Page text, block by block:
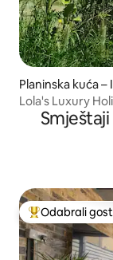
Planinska kuća
Lola's Luxury
Među najviše
Odabrali